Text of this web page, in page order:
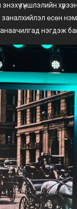
түншлэлийн
өсөн
нэгдэж